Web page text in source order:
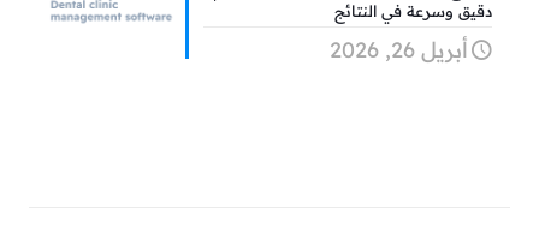
دقيق وسرعة في النتائج
أبريل 26, 2026